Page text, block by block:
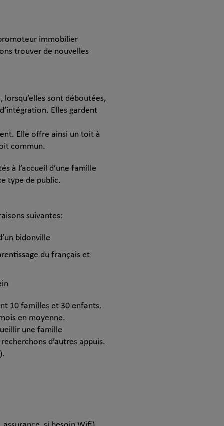
immobilier
trouver de nouvelles
lorsqu’elles sont déboutées,
Elles gardent
Elle offre ainsi un toit à
commun.
à l’accueil d’une famille
type de public.
suivantes:
bidonville
du français et
10 familles et 30 enfants.
en moyenne.
une famille
d’autres appuis.